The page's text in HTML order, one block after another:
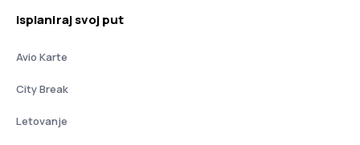
Isplaniraj svoj put
Avio Karte
City Break
Letovanje